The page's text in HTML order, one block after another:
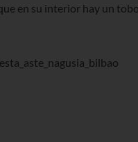
en su interior hay un